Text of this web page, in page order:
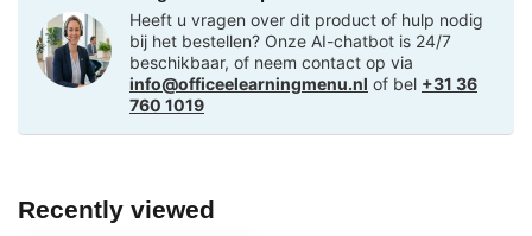
Heeft u vragen over dit product of hulp nodig
bij het bestellen? Onze AI-chatbot is 24/7
beschikbaar, of neem contact op via
info@officeelearningmenu.nl of bel +31 36
760 1019
Recently viewed